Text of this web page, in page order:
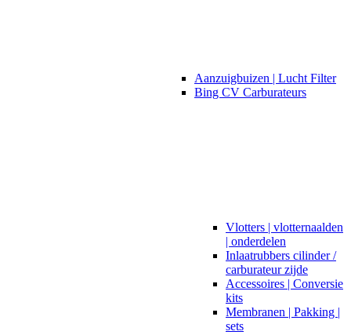
Aanzuigbuizen | Lucht Filter
Bing CV Carburateurs
Vlotters | vlotternaalden
| onderdelen
Inlaatrubbers cilinder /
carburateur zijde
Accessoires | Conversie
kits
Membranen | Pakking |
sets